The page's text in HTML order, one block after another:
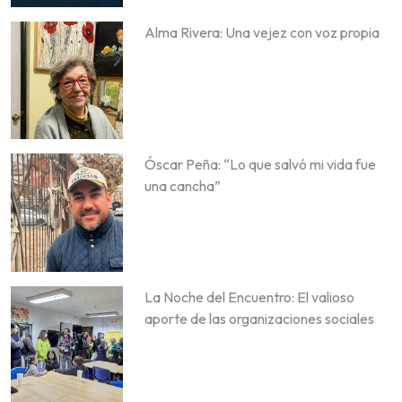
Alma Rivera: Una vejez con voz propia
Óscar Peña: “Lo que salvó mi vida fue
una cancha”
La Noche del Encuentro: El valioso
aporte de las organizaciones sociales